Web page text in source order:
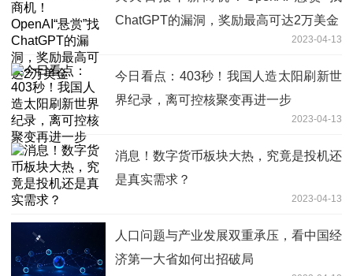
ChatGPT的漏洞，奖励最高可达2万美金
2023-04-13
今日看点：403秒！我国人造太阳刷新世
界纪录，离可控核聚变再进一步
2023-04-13
消息！数字货币板块大热，究竟是投机还
是真实需求？
2023-04-13
人口问题与产业发展双重承压，看中国经
济第一大省如何出招破局